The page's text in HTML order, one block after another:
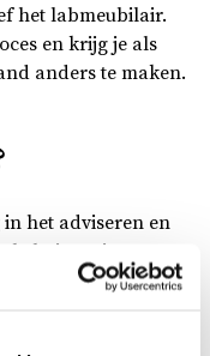
het labmeubilair.
en krijg je als
anders te maken.
het adviseren en
huisvesting voor
We zijn